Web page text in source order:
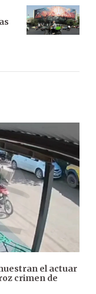
el actuar
crimen de